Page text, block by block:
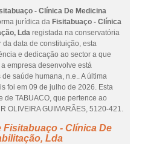
- Clínica De Medicina
jurídica da Fisitabuaço - Clínica
Lda registada na conservatória
da data de constituição, esta
e dedicação ao sector a que
empresa desenvolve está
saúde humana, n.e.. A última
foi em 09 de julho de 2026. Esta
TABUACO, que pertence ao
OLIVEIRA GUIMARÃES, 5120-421.
- Clínica De
Lda